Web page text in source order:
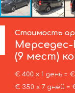
Стоимость
(9 мест)
€ 400 х 1 день =
€ 350 х 7 дней =